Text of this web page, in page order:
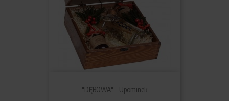
"DĘBOWA" - Upominek